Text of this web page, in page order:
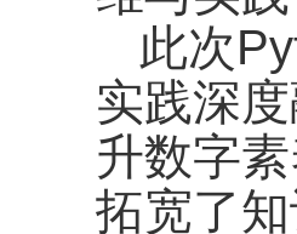
此次
实践深
升数字
拓宽了